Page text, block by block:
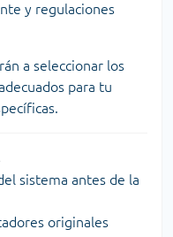
y regulaciones
a seleccionar los
para tu
sistema antes de la
originales